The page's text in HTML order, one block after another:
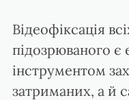
Відеофіксація
підозрюваного
інструментом
затриманих, а й